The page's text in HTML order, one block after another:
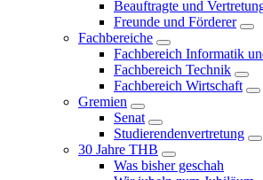
Beauftragte und
Freunde und Förderer
Fachbereiche
Fachbereich Informatik
Fachbereich Technik
Fachbereich Wirtschaft
Gremien
Senat
Studierendenvertretung
30 Jahre THB
Was bisher geschah